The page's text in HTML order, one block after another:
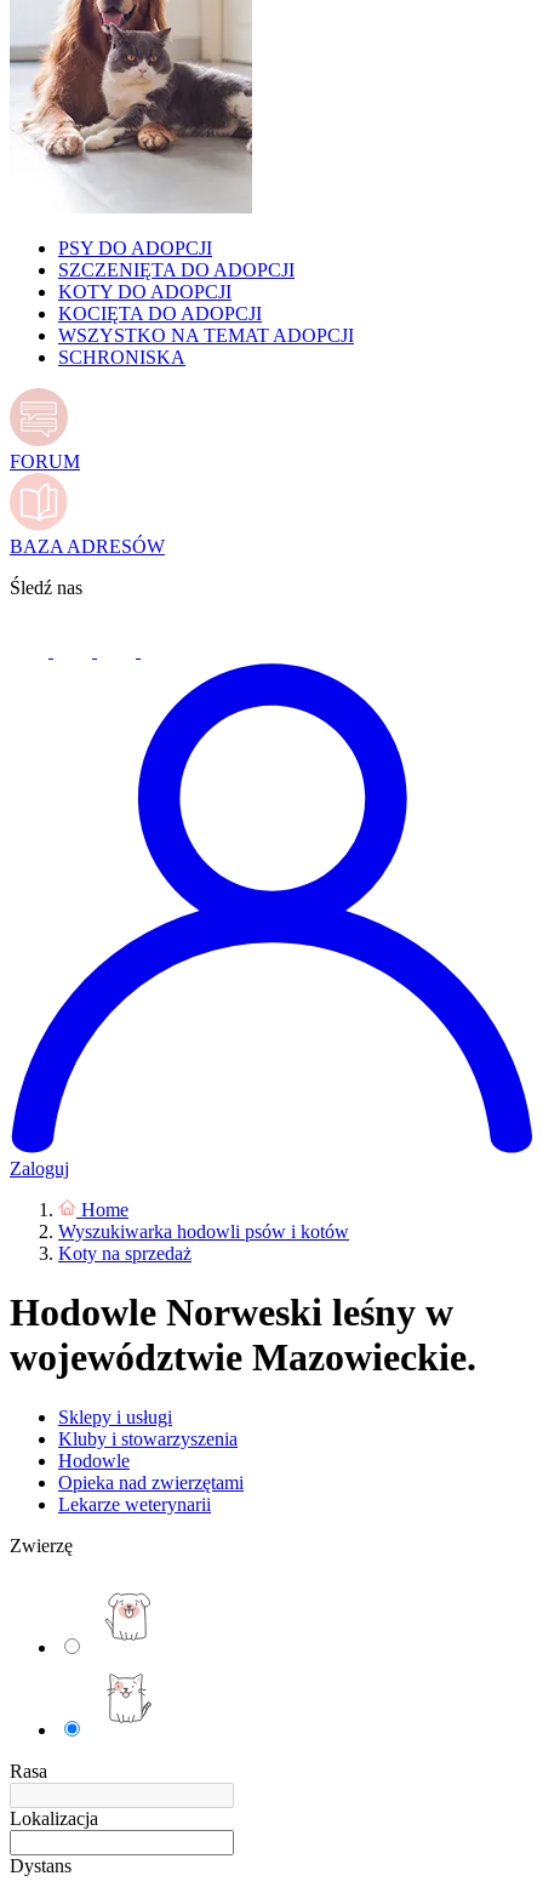
PSY DO ADOPCJI
SZCZENIĘTA DO ADOPCJI
KOTY DO ADOPCJI
KOCIĘTA DO ADOPCJI
WSZYSTKO NA TEMAT ADOPCJI
SCHRONISKA
FORUM
BAZA ADRESÓW
Śledź nas
Zaloguj
Home
Wyszukiwarka hodowli psów i kotów
Koty na sprzedaż
Hodowle Norweski leśny w
województwie Mazowieckie.
Sklepy i usługi
Kluby i stowarzyszenia
Hodowle
Opieka nad zwierzętami
Lekarze weterynarii
Zwierzę
Rasa
Lokalizacja
Dystans